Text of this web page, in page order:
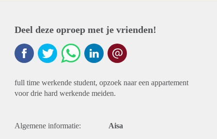
Deel deze oproep met je vrienden!
full time werkende student, opzoek naar een appartement
voor drie hard werkende meiden.
Algemene informatie: Aisa